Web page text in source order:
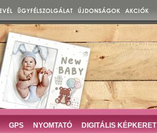
GPS NYOMTATÓ DIGITÁLIS KÉPKERET